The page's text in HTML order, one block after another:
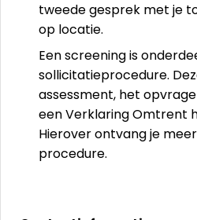
tweede gesprek met je
op locatie.
Een screening is
sollicitatieprocedure.
assessment, het
een Verklaring Omtrent
Hierover ontvang je
procedure.